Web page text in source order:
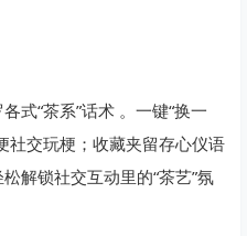
式“茶系”话术 。一键“换一
社交玩梗；收藏夹留存心仪语
解锁社交互动里的“茶艺”氛